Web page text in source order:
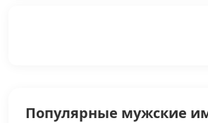
Популярные мужские